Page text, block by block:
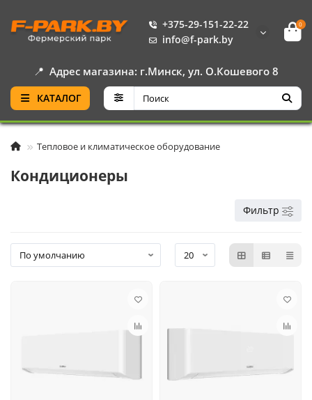
+375-29-151-22-22
info@f-park.by
0
📍 Адрес магазина: г.Минск, ул. О.Кошевого 8
КАТАЛОГ
Тепловое и климатическое оборудование
Кондиционеры
Фильтр